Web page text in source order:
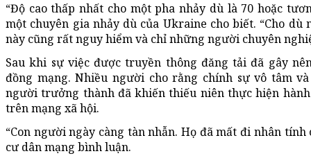
“Độ cao thấp nhất cho một pha nhảy dù là 70 hoặc
một chuyên gia nhảy dù của Ukraine cho biết. “Cho
này cũng rất nguy hiểm và chỉ những người chuyên
Sau khi sự việc được truyền thông đăng tải đã gây
đồng mạng. Nhiều người cho rằng chính sự vô tâm
người trưởng thành đã khiến thiếu niên thực hiện
trên mạng xã hội.
“Con người ngày càng tàn nhẫn. Họ đã mất đi nhân
cư dân mạng bình luận.